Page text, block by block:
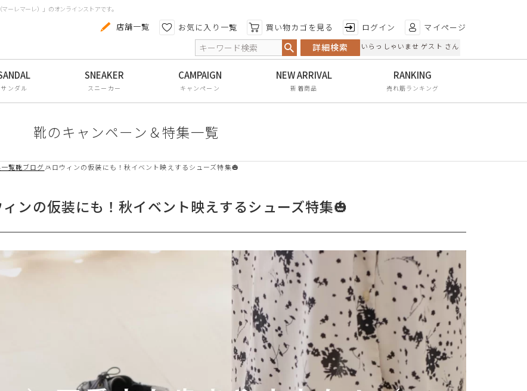
ーレマーレ）」のオンラインストアです。
店舗一覧 お気に入り一覧 買い物カゴを見る ログイン マイページ
詳細検索 いらっしゃいませ ゲスト さん
サンダル スニーカー キャンペーン 新着商品 売れ筋ランキング
靴のキャンペーン＆特集一覧
覧靴ブログハロウィンの仮装にも！秋イベント映えするシューズ特集🎃
ンの仮装にも！秋イベント映えするシューズ特集🎃
コンフォートシューズ
パンプス
スニーカー
ブーツ
フラットシューズ
色から探す 特徴から探す
日本製
手染め
甲高・幅広